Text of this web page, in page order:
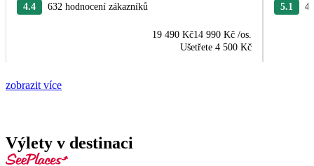
4.4 632 hodnocení zákazníků
19 490 Kč14 990 Kč /os.
Ušetřete 4 500 Kč
5.1
zobrazit více
Výlety v destinaci